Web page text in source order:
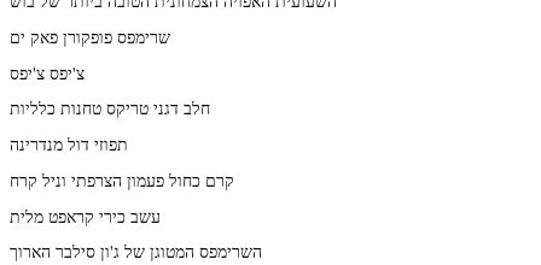
שרימפס פופקורן פאק ים
צ'יפס צ'יפס
חלב דגני טריקס טחנות כלליות
תפוזי דול מנדרינה
קרם כחול פעמון הצרפתי וניל קרח
עשב כירי קראפט מלית
השרימפס המטוגן של ג'ון סילבר הארוך